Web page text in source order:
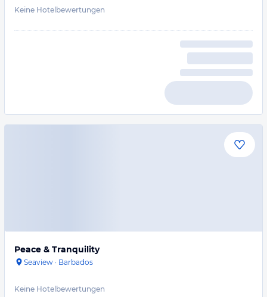
Keine Hotelbewertungen
Peace & Tranquility
Seaview · Barbados
Keine Hotelbewertungen